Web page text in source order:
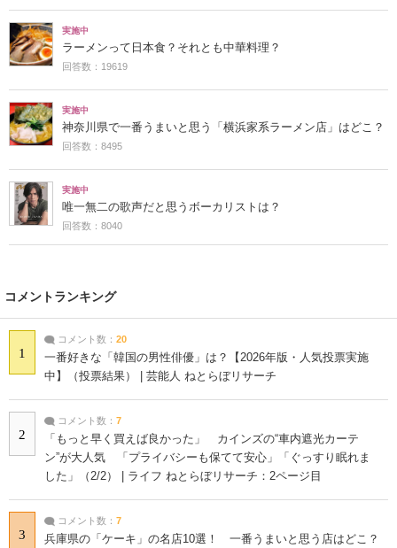
実施中
ラーメンって日本食？それとも中華料理？
回答数：19619
実施中
神奈川県で一番うまいと思う「横浜家系ラーメン店」はどこ？
回答数：8495
実施中
唯一無二の歌声だと思うボーカリストは？
回答数：8040
コメントランキング
1
コメント数： 20
一番好きな「韓国の男性俳優」は？【2026年版・人気投票実施
中】（投票結果） | 芸能人 ねとらぼリサーチ
2
コメント数： 7
「もっと早く買えば良かった」 カインズの“車内遮光カーテ
ン”が大人気 「プライバシーも保てて安心」「ぐっすり眠れま
した」（2/2） | ライフ ねとらぼリサーチ：2ページ目
3
コメント数： 7
兵庫県の「ケーキ」の名店10選！ 一番うまいと思う店はどこ？